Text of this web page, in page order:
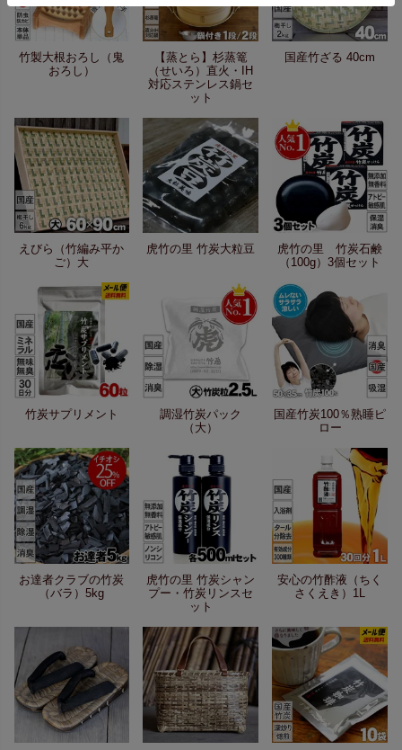
竹製大根おろし（鬼
おろし）
【蒸とら】杉蒸篭
（せいろ）直火・IH
対応ステンレス鍋セ
ット
国産竹ざる 40cm
えびら（竹編み平か
ご）大
虎竹の里 竹炭大粒豆
虎竹の里 竹炭石鹸
（100g）3個セット
竹炭サプリメント
調湿竹炭パック
（大）
国産竹炭100％熟睡ピ
ロー
お達者クラブの竹炭
（バラ）5kg
虎竹の里 竹炭シャン
プー・竹炭リンスセ
ット
安心の竹酢液（ちく
さくえき）1L